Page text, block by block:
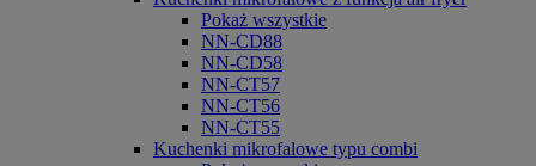
Pokaż wszystkie
NN-CD88
NN-CD58
NN-CT57
NN-CT56
NN-CT55
Kuchenki mikrofalowe typu combi